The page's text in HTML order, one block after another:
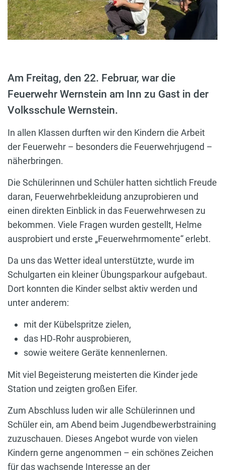
Am Freitag, den 22. Februar, war die
Feuerwehr Wernstein am Inn zu Gast in der
Volksschule Wernstein.
In allen Klassen durften wir den Kindern die Arbeit
der Feuerwehr – besonders die Feuerwehrjugend –
näherbringen.
Die Schülerinnen und Schüler hatten sichtlich Freude
daran, Feuerwehrbekleidung anzuprobieren und
einen direkten Einblick in das Feuerwehrwesen zu
bekommen. Viele Fragen wurden gestellt, Helme
ausprobiert und erste „Feuerwehrmomente“ erlebt.
Da uns das Wetter ideal unterstützte, wurde im
Schulgarten ein kleiner Übungsparkour aufgebaut.
Dort konnten die Kinder selbst aktiv werden und
unter anderem:
mit der Kübelspritze zielen,
das HD‑Rohr ausprobieren,
sowie weitere Geräte kennenlernen.
Mit viel Begeisterung meisterten die Kinder jede
Station und zeigten großen Eifer.
Zum Abschluss luden wir alle Schülerinnen und
Schüler ein, am Abend beim Jugendbewerbstraining
zuzuschauen. Dieses Angebot wurde von vielen
Kindern gerne angenommen – ein schönes Zeichen
für das wachsende Interesse an der